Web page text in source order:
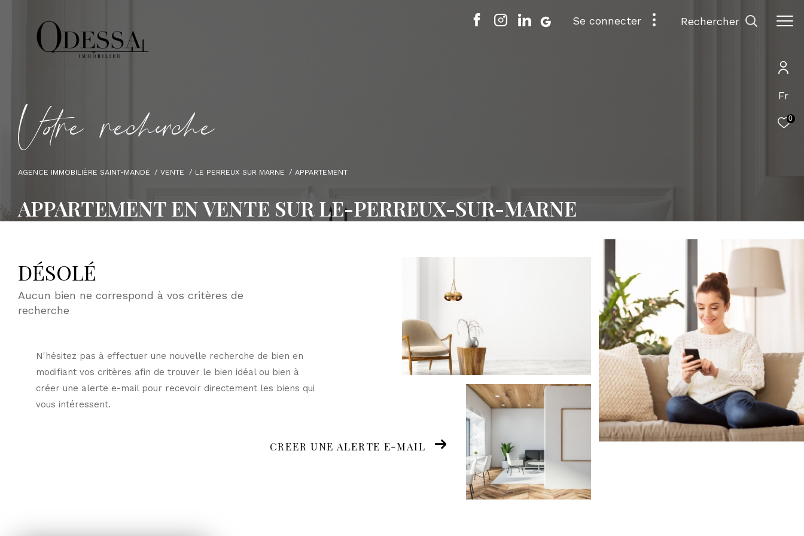
Fr
0
se connecter rechercher
Vore recece
AGENCE IMMOBILIÈRE SAINT-MANDÉ VENTE LE PERREUX SUR MARNE APPARTEMENT
APPARTEMENT EN VENTE SUR LE-PERREUX-SUR-MARNE
DÉSOLÉ
Aucun bien ne correspond à vos critères de
recherche
N'hésitez pas à effectuer une nouvelle recherche de bien en
modifiant vos critères afin de trouver le bien idéal ou bien à
créer une alerte e-mail pour recevoir directement les biens qui
vous intéressent.
CREER UNE ALERTE E-MAIL